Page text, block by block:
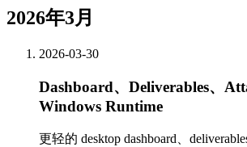
2026年3月
2026-03-30
Dashboard、Deliverables、
Windows Runtime
更轻的 desktop dashboard、